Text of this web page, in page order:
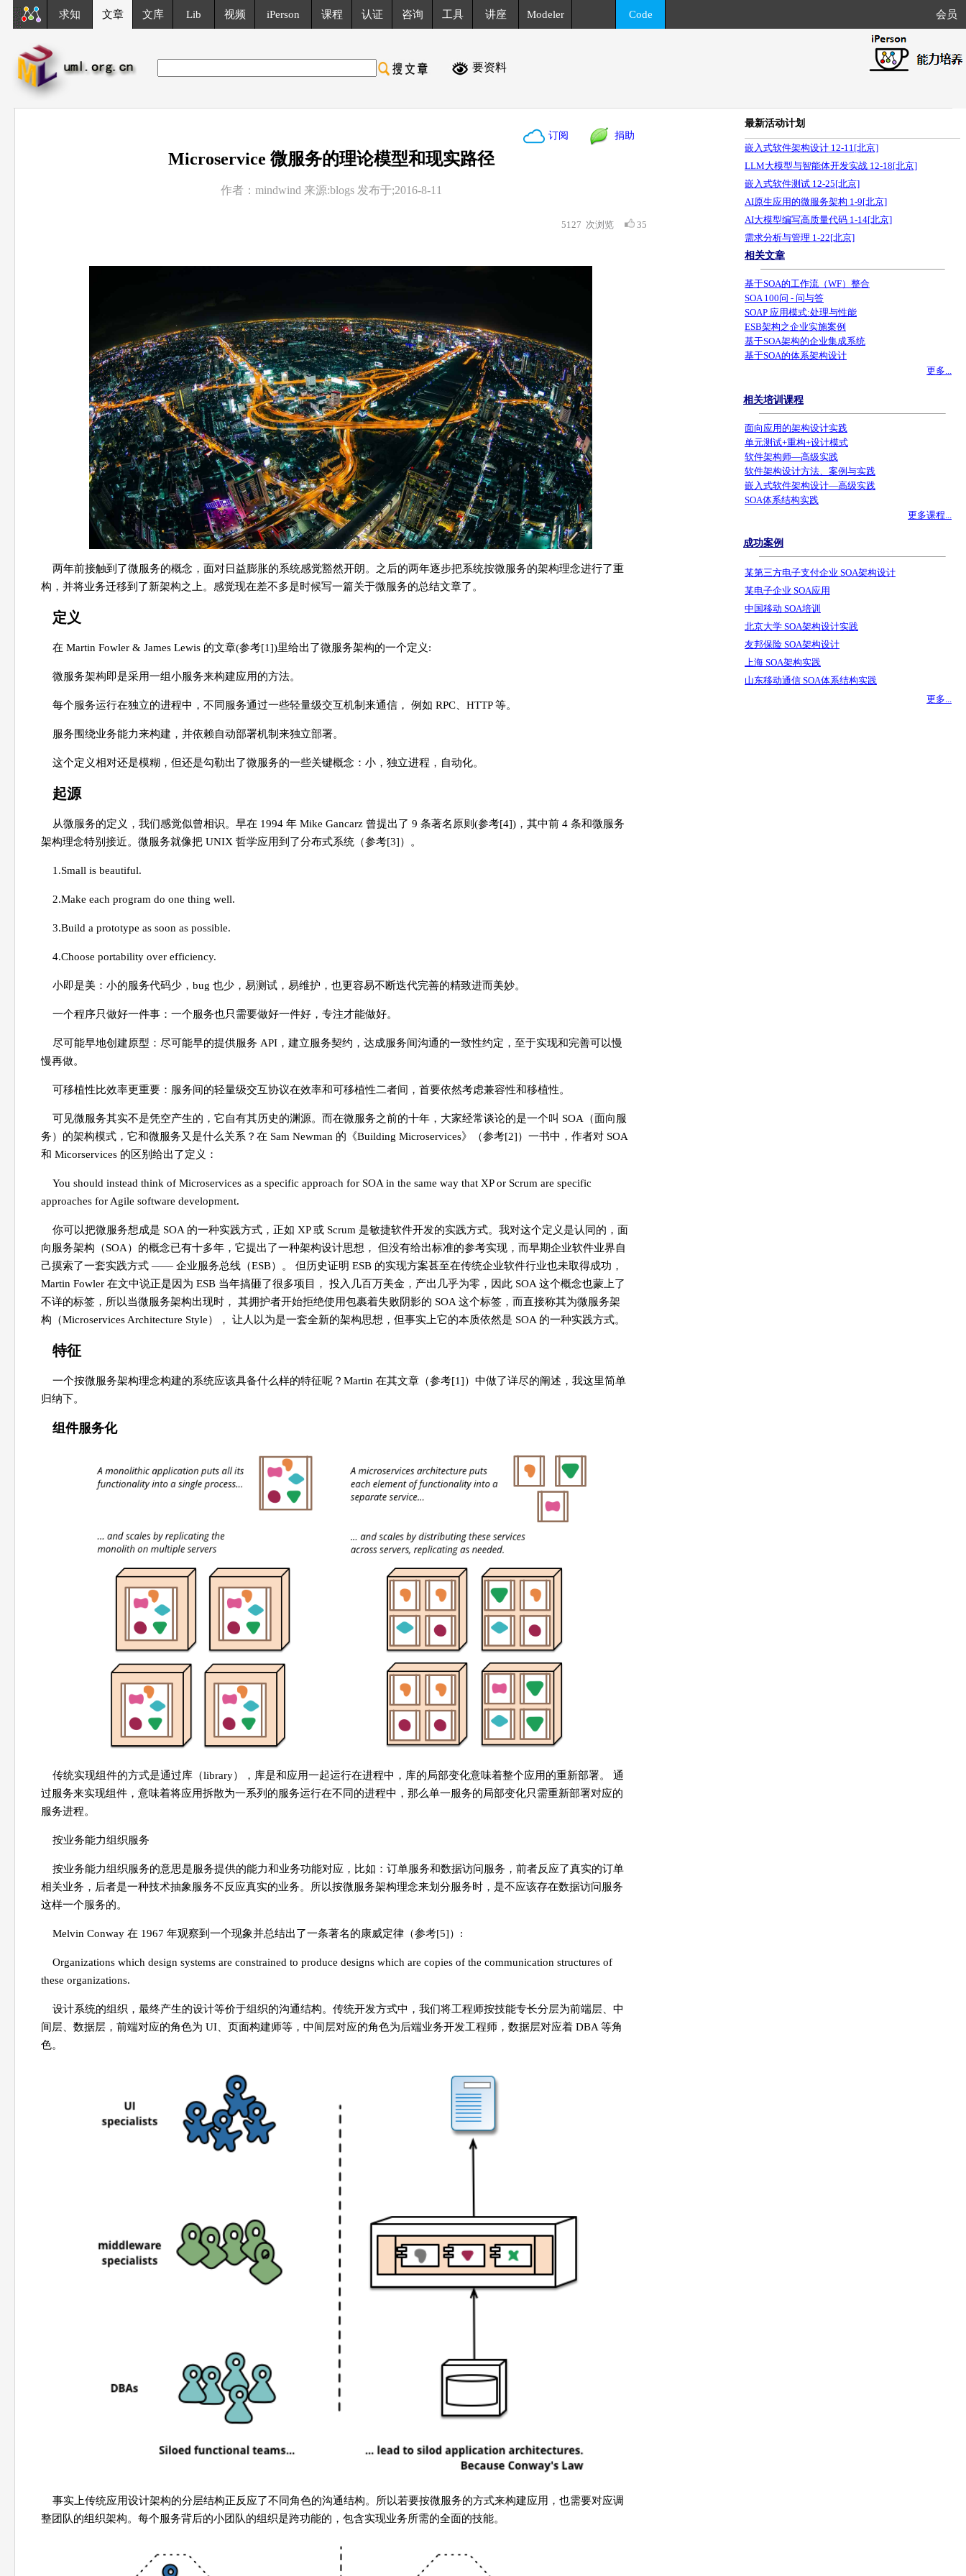
求知 文章 文库 Lib 视频 iPerson 课程 认证 咨询 工具 讲座 Modeler Code 会员
要资料
订阅 捐助
Microservice 微服务的理论模型和现实路径
作者：mindwind 来源:blogs 发布于;2016-8-11
5127 次浏览 35
两年前接触到了微服务的概念，面对日益膨胀的系统感觉豁然开朗。之后的两年逐步把系统按微服务的架构理念进行了重
构，并将业务迁移到了新架构之上。感觉现在差不多是时候写一篇关于微服务的总结文章了。
定义
在 Martin Fowler & James Lewis 的文章(参考[1])里给出了微服务架构的一个定义:
微服务架构即是采用一组小服务来构建应用的方法。
每个服务运行在独立的进程中，不同服务通过一些轻量级交互机制来通信， 例如 RPC、HTTP 等。
服务围绕业务能力来构建，并依赖自动部署机制来独立部署。
这个定义相对还是模糊，但还是勾勒出了微服务的一些关键概念：小，独立进程，自动化。
起源
从微服务的定义，我们感觉似曾相识。早在 1994 年 Mike Gancarz 曾提出了 9 条著名原则(参考[4])，其中前 4 条和微服务
架构理念特别接近。微服务就像把 UNIX 哲学应用到了分布式系统（参考[3]）。
1.Small is beautiful.
2.Make each program do one thing well.
3.Build a prototype as soon as possible.
4.Choose portability over efficiency.
小即是美：小的服务代码少，bug 也少，易测试，易维护，也更容易不断迭代完善的精致进而美妙。
一个程序只做好一件事：一个服务也只需要做好一件好，专注才能做好。
尽可能早地创建原型：尽可能早的提供服务 API，建立服务契约，达成服务间沟通的一致性约定，至于实现和完善可以慢
慢再做。
可移植性比效率更重要：服务间的轻量级交互协议在效率和可移植性二者间，首要依然考虑兼容性和移植性。
可见微服务其实不是凭空产生的，它自有其历史的渊源。而在微服务之前的十年，大家经常谈论的是一个叫 SOA（面向服
务）的架构模式，它和微服务又是什么关系？在 Sam Newman 的《Building Microservices》（参考[2]）一书中，作者对 SOA
和 Micorservices 的区别给出了定义：
You should instead think of Microservices as a specific approach for SOA in the same way that XP or Scrum are specific
approaches for Agile software development.
你可以把微服务想成是 SOA 的一种实践方式，正如 XP 或 Scrum 是敏捷软件开发的实践方式。我对这个定义是认同的，面
向服务架构（SOA）的概念已有十多年，它提出了一种架构设计思想， 但没有给出标准的参考实现，而早期企业软件业界自
己摸索了一套实践方式 —— 企业服务总线（ESB）。 但历史证明 ESB 的实现方案甚至在传统企业软件行业也未取得成功，
Martin Fowler 在文中说正是因为 ESB 当年搞砸了很多项目， 投入几百万美金，产出几乎为零，因此 SOA 这个概念也蒙上了
不详的标签，所以当微服务架构出现时， 其拥护者开始拒绝使用包裹着失败阴影的 SOA 这个标签，而直接称其为微服务架
构（Microservices Architecture Style）， 让人以为是一套全新的架构思想，但事实上它的本质依然是 SOA 的一种实践方式。
特征
一个按微服务架构理念构建的系统应该具备什么样的特征呢？Martin 在其文章（参考[1]）中做了详尽的阐述，我这里简单
归纳下。
组件服务化
传统实现组件的方式是通过库（library），库是和应用一起运行在进程中，库的局部变化意味着整个应用的重新部署。 通
过服务来实现组件，意味着将应用拆散为一系列的服务运行在不同的进程中，那么单一服务的局部变化只需重新部署对应的
服务进程。
按业务能力组织服务
按业务能力组织服务的意思是服务提供的能力和业务功能对应，比如：订单服务和数据访问服务，前者反应了真实的订单
相关业务，后者是一种技术抽象服务不反应真实的业务。所以按微服务架构理念来划分服务时，是不应该存在数据访问服务
这样一个服务的。
Melvin Conway 在 1967 年观察到一个现象并总结出了一条著名的康威定律（参考[5]）:
Organizations which design systems are constrained to produce designs which are copies of the communication structures of
these organizations.
设计系统的组织，最终产生的设计等价于组织的沟通结构。传统开发方式中，我们将工程师按技能专长分层为前端层、中
间层、数据层，前端对应的角色为 UI、页面构建师等，中间层对应的角色为后端业务开发工程师，数据层对应着 DBA 等角
色。
事实上传统应用设计架构的分层结构正反应了不同角色的沟通结构。所以若要按微服务的方式来构建应用，也需要对应调
整团队的组织架构。每个服务背后的小团队的组织是跨功能的，包含实现业务所需的全面的技能。
最新活动计划
嵌入式软件架构设计 12-11[北京]
LLM大模型与智能体开发实战 12-18[北京]
嵌入式软件测试 12-25[北京]
AI原生应用的微服务架构 1-9[北京]
AI大模型编写高质量代码 1-14[北京]
需求分析与管理 1-22[北京]
相关文章
基于SOA的工作流（WF）整合
SOA 100问 - 问与答
SOAP 应用模式:处理与性能
ESB架构之企业实施案例
基于SOA架构的企业集成系统
基于SOA的体系架构设计
更多...
相关培训课程
面向应用的架构设计实践
单元测试+重构+设计模式
软件架构师—高级实践
软件架构设计方法、案例与实践
嵌入式软件架构设计—高级实践
SOA体系结构实践
更多课程...
成功案例
某第三方电子支付企业 SOA架构设计
某电子企业 SOA应用
中国移动 SOA培训
北京大学 SOA架构设计实践
友邦保险 SOA架构设计
上海 SOA架构实践
山东移动通信 SOA体系结构实践
更多...